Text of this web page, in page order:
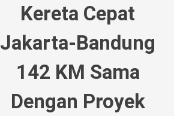
Kereta Cepat
Jakarta-Bandung
142 KM Sama
Dengan Proyek